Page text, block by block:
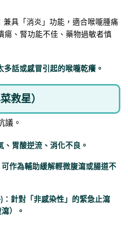
具「消炎」功能，適合喉嚨腫痛
瘍、腎功能不佳、藥物過敏者慎
話或感冒引起的喉嚨乾癢。
救星）
議。
胃酸逆流、消化不良。
作為輔助緩解輕微腹瀉或腸道不
針對「非感染性」的緊急止瀉
）。